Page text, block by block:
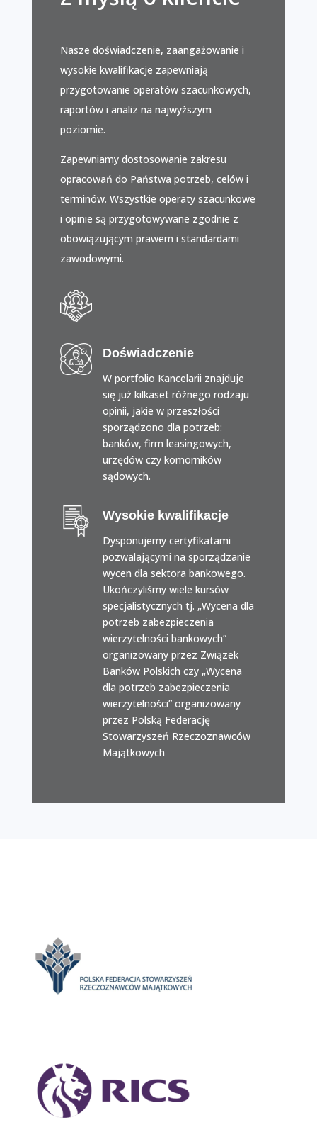
Nasze doświadczenie, zaangażowanie i
wysokie kwalifikacje zapewniają
przygotowanie operatów szacunkowych,
raportów i analiz na najwyższym
poziomie.
Zapewniamy dostosowanie zakresu
opracowań do Państwa potrzeb, celów i
terminów. Wszystkie operaty szacunkowe
i opinie są przygotowywane zgodnie z
obowiązującym prawem i standardami
zawodowymi.
Doświadczenie
W portfolio Kancelarii znajduje
się już kilkaset różnego rodzaju
opinii, jakie w przeszłości
sporządzono dla potrzeb:
banków, firm leasingowych,
urzędów czy komorników
sądowych.
Wysokie kwalifikacje
Dysponujemy certyfikatami
pozwalającymi na sporządzanie
wycen dla sektora bankowego.
Ukończyliśmy wiele kursów
specjalistycznych tj. „Wycena dla
potrzeb zabezpieczenia
wierzytelności bankowych”
organizowany przez Związek
Banków Polskich czy „Wycena
dla potrzeb zabezpieczenia
wierzytelności” organizowany
przez Polską Federację
Stowarzyszeń Rzeczoznawców
Majątkowych